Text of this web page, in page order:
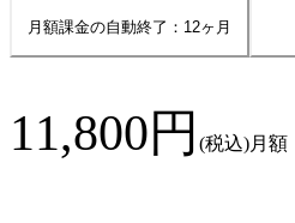
月額課金の自動終了： 12ヶ月
11,800円 (税込)月額